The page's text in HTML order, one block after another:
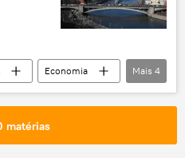
Economia
Rússia
Mais 4
matérias